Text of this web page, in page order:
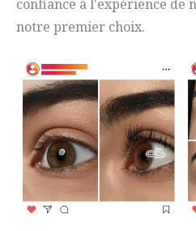
confiance à l'expérience de
notre premier choix.